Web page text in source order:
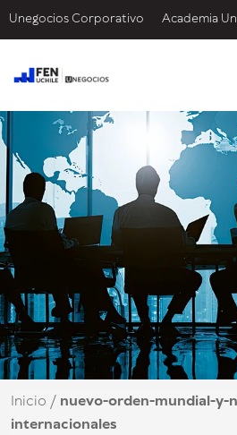
Unegocios Corporativo Academia
Inicio / nuevo-orden-mundial-y-
internacionales